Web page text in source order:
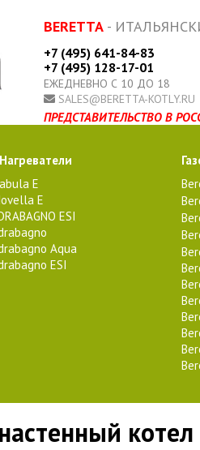
BERETTA-
+7 (495) 641-84-83
+7 (495) 128-17-01
ЕЖЕДНЕВНО С 10 ДО 18
SALES@BERETTA-KOTLY.RU
ПРЕДСТАВИТЕЛЬСТВО В
E
E
ESI
Aqua
ESI